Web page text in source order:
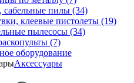
сабельные пилы (34)
клеевые пистолеты (19)
пылесосы (34)
(7)
оборудование
Аксессуары